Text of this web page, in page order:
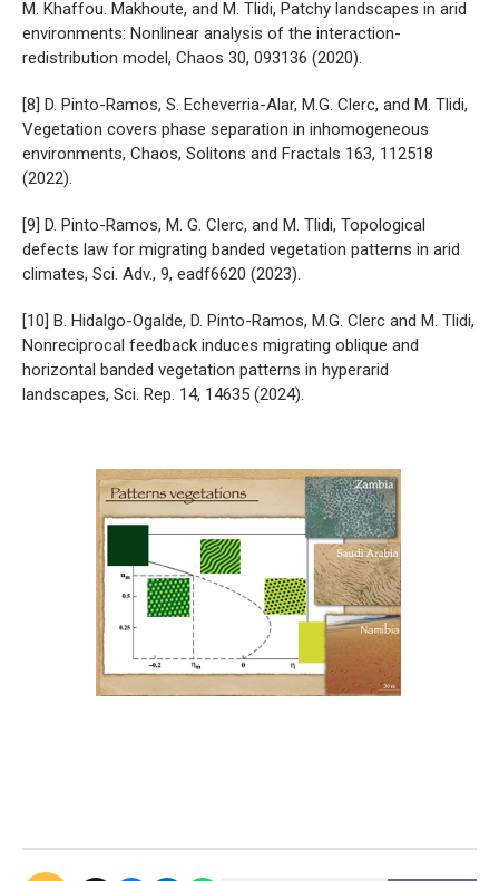
M. Khaffou. Makhoute, and M. Tlidi, Patchy landscapes in arid
environments: Nonlinear analysis of the interaction-
redistribution model, Chaos 30, 093136 (2020).
[8] D. Pinto-Ramos, S. Echeverria-Alar, M.G. Clerc, and M. Tlidi,
Vegetation covers phase separation in inhomogeneous
environments, Chaos, Solitons and Fractals 163, 112518
(2022).
[9] D. Pinto-Ramos, M. G. Clerc, and M. Tlidi, Topological
defects law for migrating banded vegetation patterns in arid
climates, Sci. Adv., 9, eadf6620 (2023).
[10] B. Hidalgo-Ogalde, D. Pinto-Ramos, M.G. Clerc and M. Tlidi,
Nonreciprocal feedback induces migrating oblique and
horizontal banded vegetation patterns in hyperarid
landscapes, Sci. Rep. 14, 14635 (2024).